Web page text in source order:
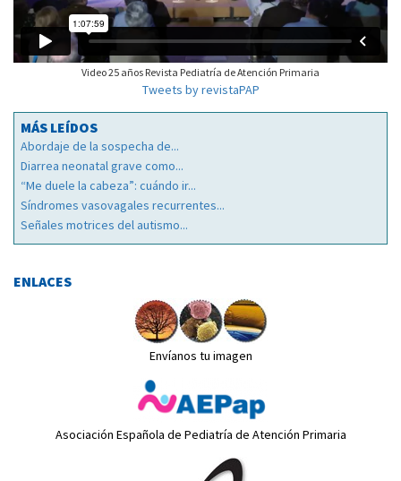
Video 25 años Revista Pediatría de Atención Primaria
Tweets by revistaPAP
MÁS LEÍDOS
Abordaje de la sospecha de...
Diarrea neonatal grave como...
“Me duele la cabeza”: cuándo ir...
Síndromes vasovagales recurrentes...
Señales motrices del autismo...
ENLACES
Envíanos tu imagen
Asociación Española de Pediatría de Atención Primaria